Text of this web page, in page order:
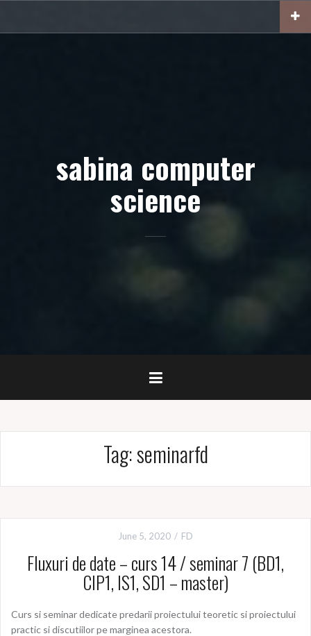
content
sabina computer
science
Tag:seminarfd
June 5, 2020 FD
Fluxuri de date – curs 14 / seminar 7 (BD1,
CIP1, IS1, SD1 – master)
Curs si seminar dedicate predarii proiectului teoretic si proiectului
practic si discutiilor pe marginea acestora.